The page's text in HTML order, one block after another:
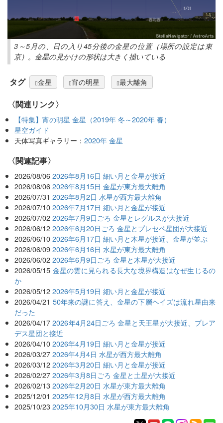
3～5月の、日の入り45分後の金星の位置（場所の設定は東
京）。金星の見かけの形状は大きく描いている
タグ 金星 宵の明星 最大離角
〈関連リンク〉
【特集】宵の明星 金星（2019年 冬～2020年 春）
星空ガイド
天体写真ギャラリー：2020年 金星
関連記事
2026/08/06 2026年8月16日 細い月と金星が接近
2026/08/06 2026年8月15日 金星が東方最大離角
2026/07/31 2026年8月2日 水星が西方最大離角
2026/07/10 2026年7月17日 細い月と金星が接近
2026/07/02 2026年7月9日ごろ 金星とレグルスが大接近
2026/06/12 2026年6月20日ごろ 金星とプレセペ星団が大接近
2026/06/10 2026年6月17日 細い月と木星が接近、金星が並ぶ
2026/06/09 2026年6月16日 水星が東方最大離角
2026/06/02 2026年6月9日ごろ 金星と木星が大接近
2026/05/15 金星の雲に見られる長大な境界構造はなぜ生じるの
か
2026/05/12 2026年5月19日 細い月と金星が接近
2026/04/21 50年来の謎に答え、金星の下層ヘイズは流れ星由来
だった
2026/04/17 2026年4月24日ごろ 金星と天王星が大接近、プレア
デス星団と接近
2026/04/10 2026年4月19日 細い月と金星が接近
2026/03/27 2026年4月4日 水星が西方最大離角
2026/03/12 2026年3月20日 細い月と金星が接近
2026/02/27 2026年3月8日ごろ 金星と土星が大接近
2026/02/13 2026年2月20日 水星が東方最大離角
2025/12/01 2025年12月8日 水星が西方最大離角
2025/10/23 2025年10月30日 水星が東方最大離角